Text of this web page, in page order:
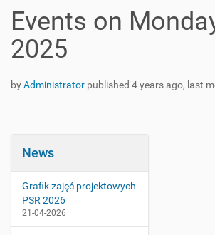
Events on
2025
byAdministrator published 4 years ago, last
News
Grafik zajęć projektowych
PSR 2026
21-04-2026